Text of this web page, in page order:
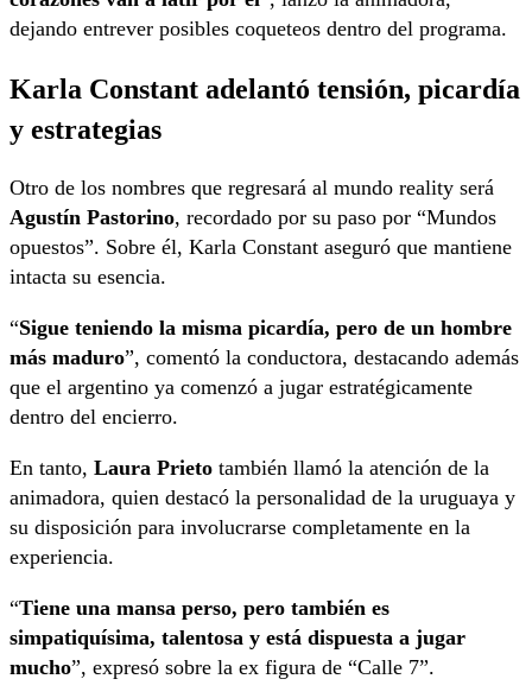
dejando entrever posibles coqueteos dentro del programa.
Karla Constant adelantó tensión, picardía
y estrategias
Otro de los nombres que regresará al mundo reality será
Agustín Pastorino, recordado por su paso por “Mundos
opuestos”. Sobre él, Karla Constant aseguró que mantiene
intacta su esencia.
“Sigue teniendo la misma picardía, pero de un hombre
más maduro”, comentó la conductora, destacando además
que el argentino ya comenzó a jugar estratégicamente
dentro del encierro.
En tanto, Laura Prieto también llamó la atención de la
animadora, quien destacó la personalidad de la uruguaya y
su disposición para involucrarse completamente en la
experiencia.
“Tiene una mansa perso, pero también es
simpatiquísima, talentosa y está dispuesta a jugar
mucho”, expresó sobre la ex figura de “Calle 7”.